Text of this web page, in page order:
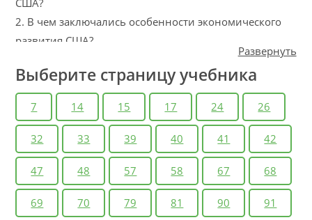
Развернуть
2. В чем заключались особенности экономического
развития США?
3. Почему сохранение рабства препятствовало
прогрессу в политике и экономике? Дайте
развернутый ответ
4. Каковы причины Гражданской войны в США?
Назовите ее особенности и результаты.
1. Сравните особенности исторического развития
США и европейских стран, например Англии и
Франции. В чем вы видите черты сходства и
различия в экономике, политике и социальных
Выберите страницу учебника
7 14 15 17 24 26
32 33 39 40 41 42
47 48 57 58 67 68
69 70 79 81 90 91